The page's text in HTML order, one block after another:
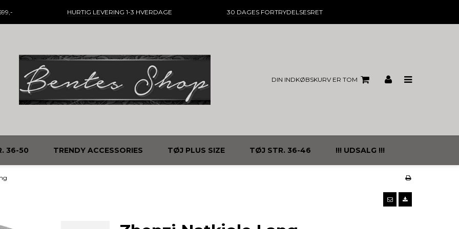
HURTIG LEVERING 1-3 HVERDAGE 30 DAGESFORTRYDELSESRET
DIN INDKØBSKURV ER TOM
36-50 TRENDY ACCESSORIES TØJ PLUS SIZE TØJ STR. 36-46 !!! UDSALG !!!